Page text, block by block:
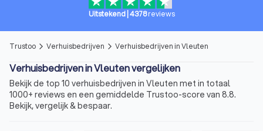
Uitstekend| 4378 reviews
Trustoo arrow_forward_ios Verhuisbedrijven arrow_forward_ios Verhuisbedrijven in Vleuten
Verhuisbedrijven in Vleuten vergelijken
Bekijk de top 10 verhuisbedrijven in Vleuten met in totaal
1000+ reviews en een gemiddelde Trustoo-score van 8.8.
Bekijk, vergelijk & bespaar.